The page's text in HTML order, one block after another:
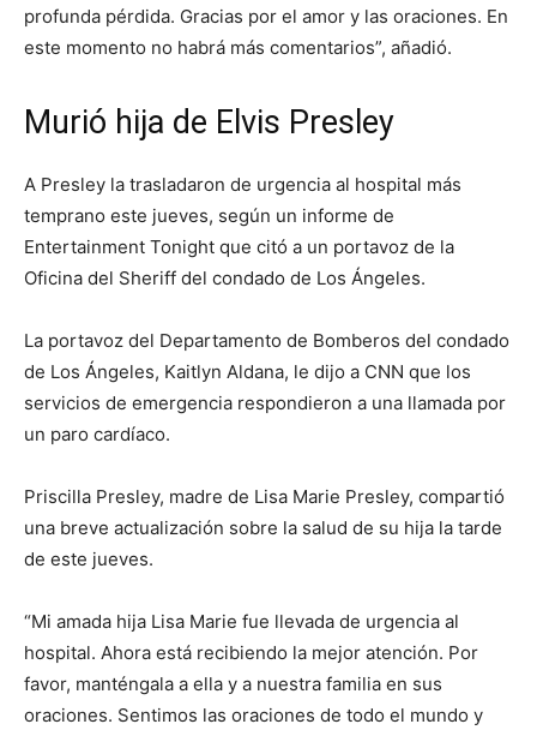
profunda pérdida. Gracias por el amor y las oraciones. En
este momento no habrá más comentarios”, añadió.
Murió hija de Elvis Presley
A Presley la trasladaron de urgencia al hospital más
temprano este jueves, según un informe de
Entertainment Tonight que citó a un portavoz de la
Oficina del Sheriff del condado de Los Ángeles.
La portavoz del Departamento de Bomberos del condado
de Los Ángeles, Kaitlyn Aldana, le dijo a CNN que los
servicios de emergencia respondieron a una llamada por
un paro cardíaco.
Priscilla Presley, madre de Lisa Marie Presley, compartió
una breve actualización sobre la salud de su hija la tarde
de este jueves.
“Mi amada hija Lisa Marie fue llevada de urgencia al
hospital. Ahora está recibiendo la mejor atención. Por
favor, manténgala a ella y a nuestra familia en sus
oraciones. Sentimos las oraciones de todo el mundo y